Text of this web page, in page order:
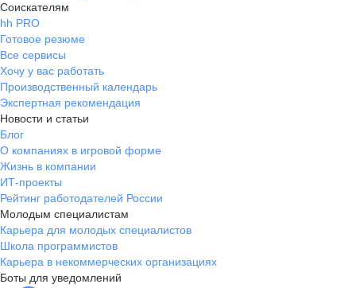
Соискателям
hh PRO
Готовое резюме
Все сервисы
Хочу у вас работать
Производственный календарь
Экспертная рекомендация
Новости и статьи
Блог
О компаниях в игровой форме
Жизнь в компании
ИТ-проекты
Рейтинг работодателей России
Молодым специалистам
Карьера для молодых специалистов
Школа программистов
Карьера в некоммерческих организациях
Боты для уведомлений